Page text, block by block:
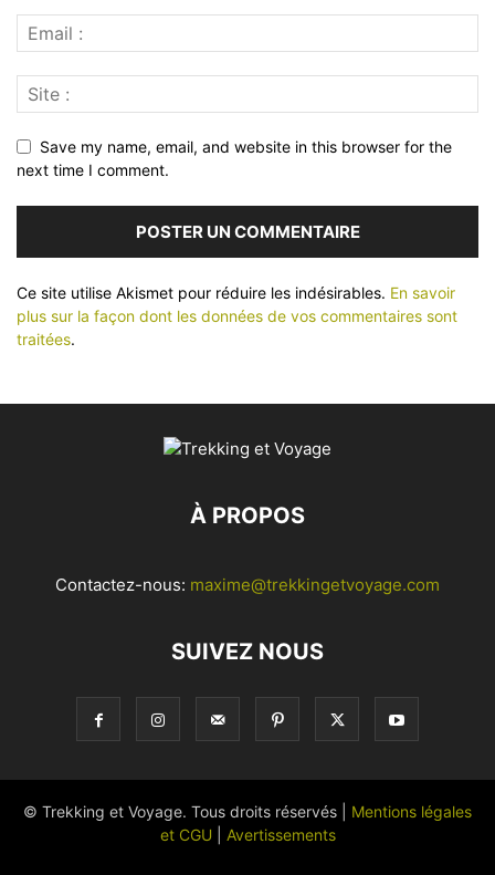
Save my name, email, and website in this browser for the
next time I comment.
Ce site utilise Akismet pour réduire les indésirables. En savoir
plus sur la façon dont les données de vos commentaires sont
traitées.
À PROPOS
Contactez-nous: maxime@trekkingetvoyage.com
SUIVEZ NOUS
© Trekking et Voyage. Tous droits réservés | Mentions légales
et CGU
Avertissements